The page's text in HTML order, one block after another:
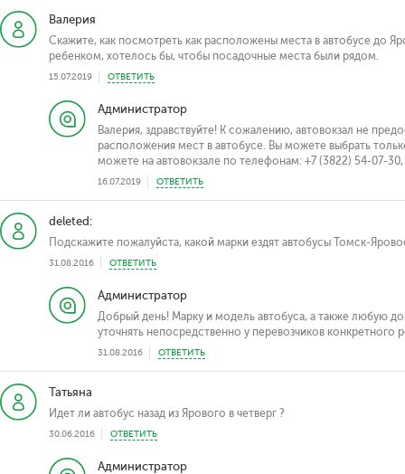
Валерия
Скажите, как посмотреть как расположены места в автобусе до
ребенком, хотелось бы, чтобы посадочные места были рядом.
15.07.2019 ОТВЕТИТЬ
Администратор
Валерия, здравствуйте! К сожалению, автовокзал не
расположения мест в автобусе. Вы можете выбрать
можете на автовокзале по телефонам: +7 (3822) 54-07-
16.07.2019 ОТВЕТИТЬ
deleted:
Подскажите пожалуйста, какой марки ездят автобусы Томск-
31.08.2016 ОТВЕТИТЬ
Администратор
Добрый день! Марку и модель автобуса, а также любую
уточнять непосредственно у перевозчиков конкретного
31.08.2016 ОТВЕТИТЬ
Татьяна
Идет ли автобус назад из Ярового в четверг ?
30.06.2016 ОТВЕТИТЬ
Администратор